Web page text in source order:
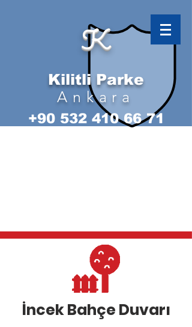
K
Kilitli Parke
Ankara
+90 532 410 66 71
İncek Bahçe Duvarı